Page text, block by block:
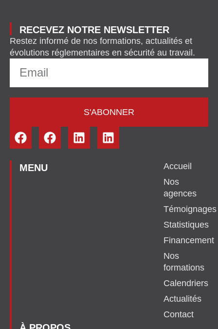
RECEVEZ NOTRE NEWSLETTER
Restez informé de nos formations, actualités et
évolutions réglementaires en sécurité au travail.
S'ABONNER
MENU
Accueil
Nos
agences
Témoignages
Statistiques
Financement
Nos
formations
Calendriers
Actualités
Contact